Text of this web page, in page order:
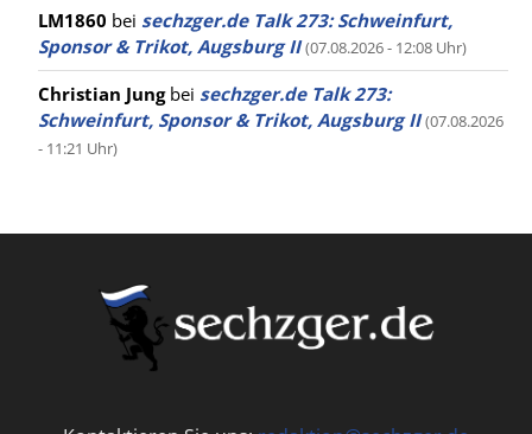
LM1860 bei sechzger.de Talk 273: Schweinfurt,
Sponsor & Trikot, Augsburg II (07.08.2026 - 12:08 Uhr)
Christian Jungbei sechzger.de Talk 273:
Schweinfurt, Sponsor & Trikot, Augsburg II (07.08.2026
- 11:21 Uhr)